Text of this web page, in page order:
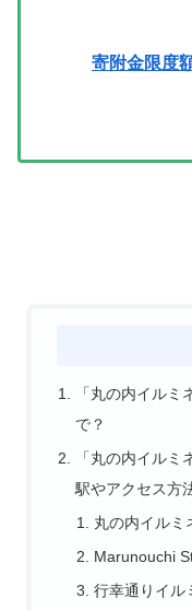
寄附金限度
「丸の内イル
で？
「丸の内イル
駅やアクセス方
丸の内イルミ
Marunouchi
行幸通りイル